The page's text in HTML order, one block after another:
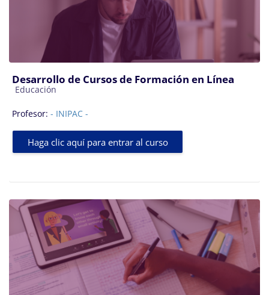
Desarrollo de Cursos de Formación en Línea
Categoría de cursos
Educación
Profesor: - INIPAC -
Haga clic aquí para entrar al curso